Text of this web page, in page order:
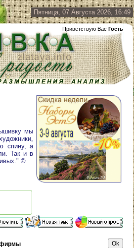
Пятница, 07 Августа 2026, 16:49
Приветствую Вас Гость
мы
спину, а
Так и в
©
фирмы